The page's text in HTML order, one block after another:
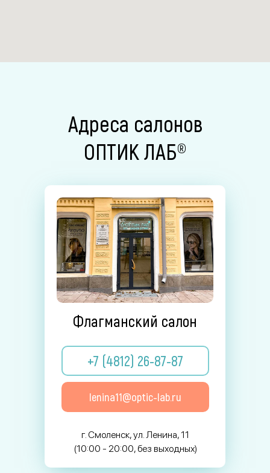
Адреса салонов
ОПТИК ЛАБ®
г. Смоленск, ул. Ленина, 11
(10:00 - 20:00, без выходных)
Флагманский салон
+7 (4812) 26-87-87
lenina11@optic-lab.ru